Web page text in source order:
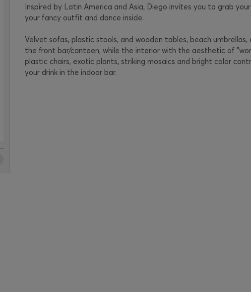
Inspired by Latin America and Asia, Diego invites you to grab
your fancy outfit and dance inside.
Velvet sofas, plastic stools, and wooden tables, beach
the front bar/canteen, while the interior with the aesthetic of
plastic chairs, exotic plants, striking mosaics and bright color
your drink in the indoor bar.